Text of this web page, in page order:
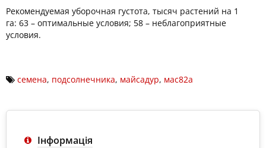
Рекомендуемая уборочная густота, тысяч растений на 1
га: 63 – оптимальные условия; 58 – неблагоприятные
условия.
семена, подсолнечника, майсадур, мас82а
Інформація